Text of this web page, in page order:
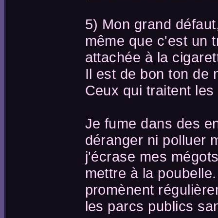
5) Mon grand
même que c'est un
attachée à la
Il est de bon ton de
Ceux qui traitent
Je fume dans des
déranger ni polluer
j'écrase mes
mettre à la
promènent
les parcs publics